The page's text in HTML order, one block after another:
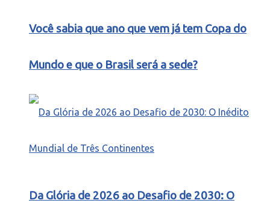
Você sabia que ano que vem já tem Copa do
Mundo e que o Brasil será a sede?
Da Glória de 2026 ao Desafio de 2030: O